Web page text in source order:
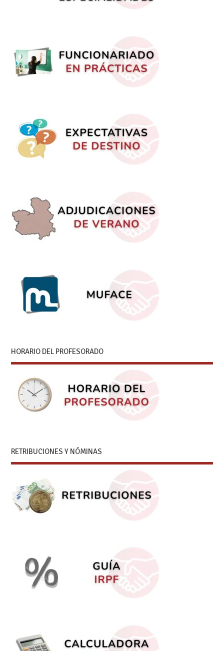
HORARIO DEL PROFESORADO
RETRIBUCIONES Y NÓMINAS